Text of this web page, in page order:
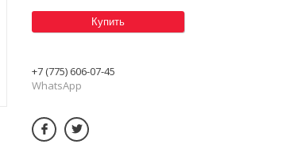
Купить
+7 (775) 606-07-45
WhatsApp